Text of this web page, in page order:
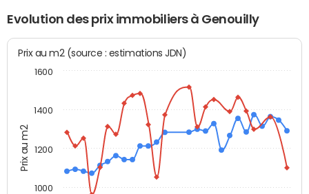
Evolution des prix immobiliers à Genouilly
Prix au m2
Prix au m2 (source : estimations JDN)
1000
1200
1400
1600